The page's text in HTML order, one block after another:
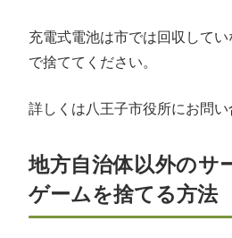
充電式電池は市では回収して
で捨ててください。
詳しくは八王子市役所にお問い
地方自治体以外のサ
ゲームを捨てる方法